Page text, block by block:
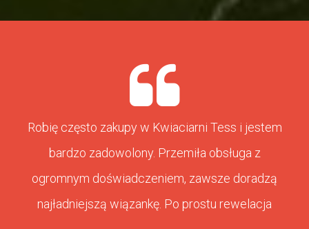
Robię często zakupy w Kwiaciarni Tess i jestem
bardzo zadowolony. Przemiła obsługa z
ogromnym doświadczeniem, zawsze doradzą
najładniejszą wiązankę. Po prostu rewelacja